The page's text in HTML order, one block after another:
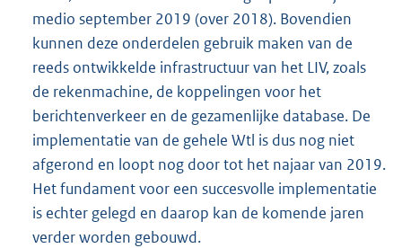
medio september 2019 (over 2018). Bovendien
kunnen deze onderdelen gebruik maken van de
reeds ontwikkelde infrastructuur van het LIV, zoals
de rekenmachine, de koppelingen voor het
berichtenverkeer en de gezamenlijke database. De
implementatie van de gehele Wtl is dus nog niet
afgerond en loopt nog door tot het najaar van 2019.
Het fundament voor een succesvolle implementatie
is echter gelegd en daarop kan de komende jaren
verder worden gebouwd.